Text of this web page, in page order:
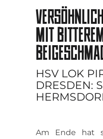
MIT BITTEREM
HSV LOK
DRESDEN:
Am Ende hat